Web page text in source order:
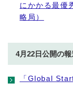
にかかる最優
略局）
4月22日公開の
「Global